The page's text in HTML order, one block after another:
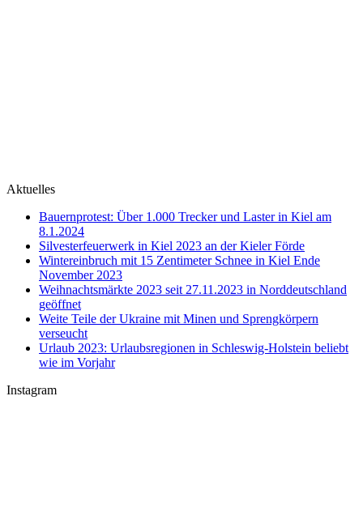
Aktuelles
Bauernprotest: Über 1.000 Trecker und Laster in Kiel am
8.1.2024
Silvesterfeuerwerk in Kiel 2023 an der Kieler Förde
Wintereinbruch mit 15 Zentimeter Schnee in Kiel Ende
November 2023
Weihnachtsmärkte 2023 seit 27.11.2023 in Norddeutschland
geöffnet
Weite Teile der Ukraine mit Minen und Sprengkörpern
verseucht
Urlaub 2023: Urlaubsregionen in Schleswig-Holstein beliebt
wie im Vorjahr
Instagram